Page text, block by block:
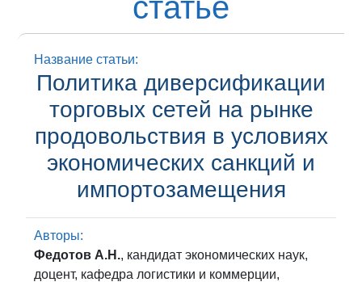
статье
Название статьи:
Политика диверсификации
торговых сетей на рынке
продовольствия в условиях
экономических санкций и
импортозамещения
Авторы:
Федотов А.Н., кандидат экономических наук,
доцент, кафедра логистики и коммерции,